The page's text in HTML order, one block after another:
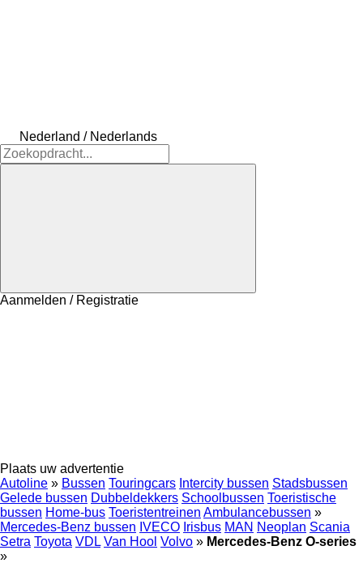
Nederland / Nederlands
Aanmelden / Registratie
Plaats uw advertentie
Autoline » Bussen Touringcars Intercity bussen Stadsbussen
Gelede bussen Dubbeldekkers Schoolbussen Toeristische
bussen Home-bus Toeristentreinen Ambulancebussen »
Mercedes-Benz bussen IVECO Irisbus MAN Neoplan Scania
Setra Toyota VDL Van Hool Volvo » Mercedes-Benz O-series
»